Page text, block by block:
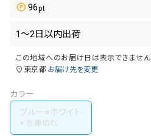
96
この地域へのお届け日は表示できません
東京都 お届け先を変更
カラー
ブルー×ホワイト